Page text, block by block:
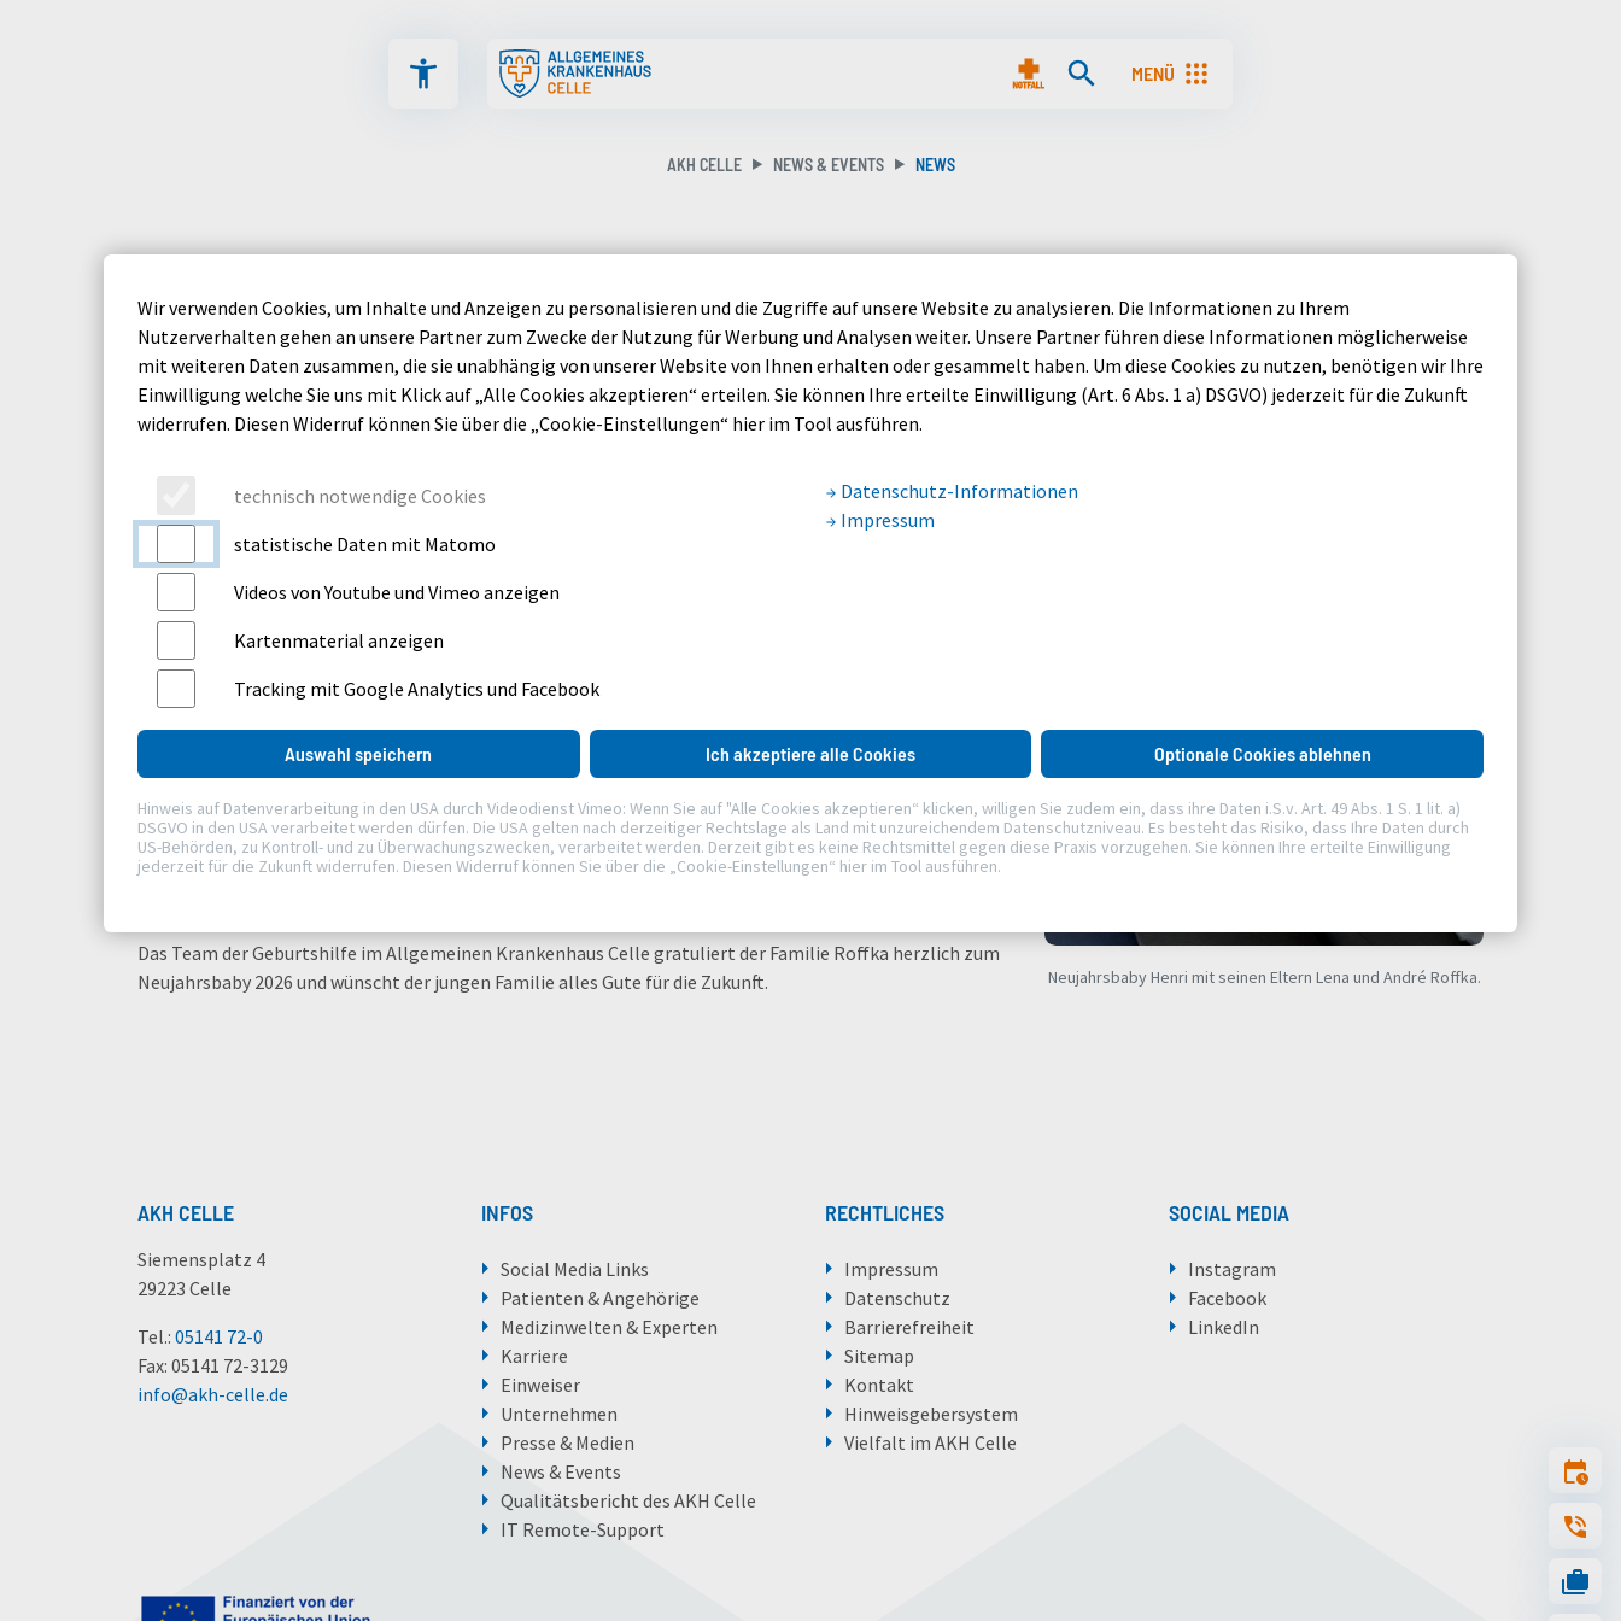
Menü für barrierefreie Funktionen aufrufen MENÜ
Menü aufrufen
AKH CELLE NEWS & EVENTS NEWS
Freitag, 2. Januar 2026
Das erste Baby des Jahres 2026 im Allgemeinen Krankenhaus (AKH) Celle heißt Henri Roffka. Der Junge
wurde am 1. Januar 2026 um 0.26 Uhr im Kreißsaal des AKH Celle geboren.
André Roffka (39) freuen sich über ihr zweites Kind – und darüber, das neue Jahr nun zu viert begrüßen zu
Eigentlich hätte Henri schon an Weihnachten zur Welt kommen sollen. Der errechnete Geburtstermin war
der 24. Dezember, weshalb die werdende Mutter bereits stationär im Krankenhaus aufgenommen worden
war. „Aber er wollte wohl kein Weihnachtsmann sein“, sagt Lena Roffka lachend. „Dafür hat er sich dann
ganz pünktlich das neue Jahr ausgesucht.“
Am Silvesterabend gegen 22 Uhr setzten die ersten Wehen ein. Nur eine Stunde später ging es in den
Stunden später war Henri schon da.“
Auch Vater André Roffka zeigt sich begeistert: „So ein Start ins neue Jahr ist natürlich etwas ganz
Besonderes. Wir hätten uns keinen schöneren Moment vorstellen können.“
Mutter und Kind sind wohlauf – lange werden sie deshalb nicht im AKH bleiben: „Wenn alles weiter so gut
Das Team der Geburtshilfe im Allgemeinen Krankenhaus Celle gratuliert der Familie Roffka herzlich zum
Neujahrsbaby 2026 und wünscht der jungen Familie alles Gute für die Zukunft.
Neujahrsbaby Henri mit seinen Eltern Lena und André Roffka.
AKH CELLE
Siemensplatz 4
29223 Celle
Tel.: 05141 72-0
Fax: 05141 72-3129
info@akh-celle.de
INFOS
Social Media Links
Patienten & Angehörige
Medizinwelten & Experten
Karriere
Einweiser
Unternehmen
Presse & Medien
News & Events
Qualitätsbericht des AKH Celle
IT Remote-Support
RECHTLICHES
Impressum
Datenschutz
Barrierefreiheit
Sitemap
Kontakt
Hinweisgebersystem
Vielfalt im AKH Celle
SOCIAL MEDIA
Instagram
Facebook
LinkedIn
Wir verwenden Cookies, um Inhalte und Anzeigen zu personalisieren und die Zugriffe auf unsere Website zu analysieren. Die Informationen zu Ihrem
Nutzerverhalten gehen an unsere Partner zum Zwecke der Nutzung für Werbung und Analysen weiter. Unsere Partner führen diese Informationen möglicherweise
mit weiteren Daten zusammen, die sie unabhängig von unserer Website von Ihnen erhalten oder gesammelt haben. Um diese Cookies zu nutzen, benötigen wir Ihre
Einwilligung welche Sie uns mit Klick auf „Alle Cookies akzeptieren“ erteilen. Sie können Ihre erteilte Einwilligung (Art. 6 Abs. 1 a) DSGVO) jederzeit für die Zukunft
widerrufen. Diesen Widerruf können Sie über die „Cookie-Einstellungen“ hier im Tool ausführen.
technisch notwendige Cookies
statistische Daten mit Matomo
Videos von Youtube und Vimeo anzeigen
Kartenmaterial anzeigen
Tracking mit Google Analytics und Facebook
Datenschutz-Informationen
Impressum
Auswahl speichern Ich akzeptiere alle Cookies Optionale Cookies ablehnen
Hinweis auf Datenverarbeitung in den USA durch Videodienst Vimeo: Wenn Sie auf "Alle Cookies akzeptieren“ klicken, willigen Sie zudem ein, dass ihre Daten i.S.v. Art. 49 Abs. 1 S. 1 lit. a)
DSGVO in den USA verarbeitet werden dürfen. Die USA gelten nach derzeitiger Rechtslage als Land mit unzureichendem Datenschutzniveau. Es besteht das Risiko, dass Ihre Daten durch
US-Behörden, zu Kontroll- und zu Überwachungszwecken, verarbeitet werden. Derzeit gibt es keine Rechtsmittel gegen diese Praxis vorzugehen. Sie können Ihre erteilte Einwilligung
jederzeit für die Zukunft widerrufen. Diesen Widerruf können Sie über die „Cookie-Einstellungen“ hier im Tool ausführen.